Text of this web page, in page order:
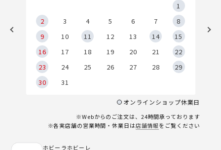
1
2
3 4 5 6 7
8
9
10 11 12 13 14
15
16
17 18 19 20 21
22
23
24 25 26 27 28
29
30
31
オンラインショップ休業日
※Webからのご注文は、24時間承っております
※各実店舗の営業時間・休業日は店舗情報をご覧ください
ホビーラホビーレ